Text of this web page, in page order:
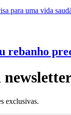
rebanho
exclusivas.